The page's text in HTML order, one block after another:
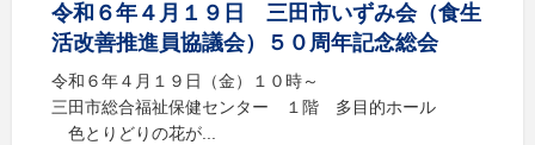
令和６年４月１９日 三田市いずみ会（食生
活改善推進員協議会）５０周年記念総会
令和６年４月１９日（金）１０時～
三田市総合福祉保健センター １階 多目的ホール
色とりどりの花が...